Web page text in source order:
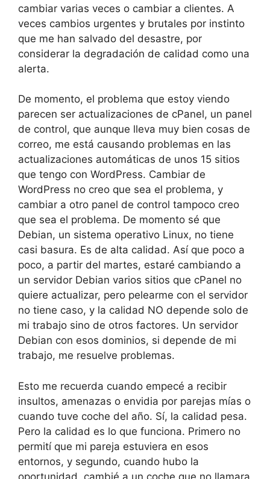
cambiar varias veces o cambiar a clientes. A
veces cambios urgentes y brutales por instinto
que me han salvado del desastre, por
considerar la degradación de calidad como una
alerta.
De momento, el problema que estoy viendo
parecen ser actualizaciones de cPanel, un panel
de control, que aunque lleva muy bien cosas de
correo, me está causando problemas en las
actualizaciones automáticas de unos 15 sitios
que tengo con WordPress. Cambiar de
WordPress no creo que sea el problema, y
cambiar a otro panel de control tampoco creo
que sea el problema. De momento sé que
Debian, un sistema operativo Linux, no tiene
casi basura. Es de alta calidad. Así que poco a
poco, a partir del martes, estaré cambiando a
un servidor Debian varios sitios que cPanel no
quiere actualizar, pero pelearme con el servidor
no tiene caso, y la calidad NO depende solo de
mi trabajo sino de otros factores. Un servidor
Debian con esos dominios, si depende de mi
trabajo, me resuelve problemas.
Esto me recuerda cuando empecé a recibir
insultos, amenazas o envidia por parejas mías o
cuando tuve coche del año. Sí, la calidad pesa.
Pero la calidad es lo que funciona. Primero no
permití que mi pareja estuviera en esos
entornos, y segundo, cuando hubo la
oportunidad, cambié a un coche que no llamara